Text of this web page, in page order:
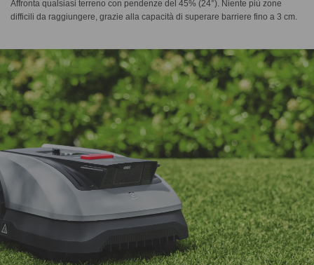
Affronta qualsiasi terreno con pendenze del 45% (24°). Niente più zone
difficili da raggiungere, grazie alla capacità di superare barriere fino a 3 cm.